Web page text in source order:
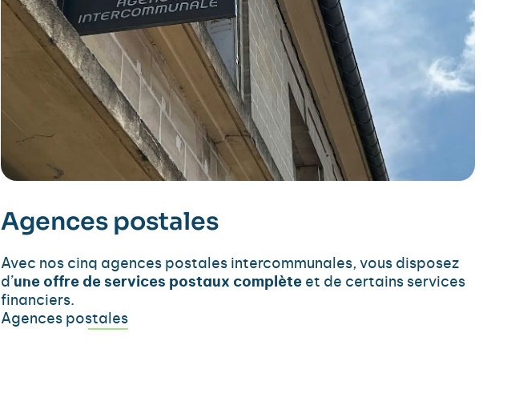
Agences postales
Avec nos cinq agences postales intercommunales, vous disposez
d’une offre de services postaux complète et de certains services
financiers.
Agences postales